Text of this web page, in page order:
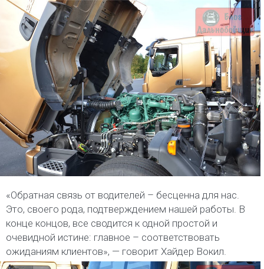
«Обратная связь от водителей – бесценна для нас.
Это, своего рода, подтверждением нашей работы. В
конце концов, все сводится к одной простой и
очевидной истине: главное – соответствовать
ожиданиям клиентов», — говорит Хайдер Вокил.